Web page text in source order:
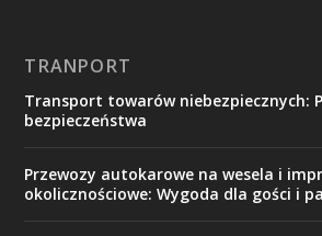
TRANPORT
Transport towarów niebezpiecznych:
bezpieczeństwa
Przewozy autokarowe na wesela i
okolicznościowe: Wygoda dla gości i